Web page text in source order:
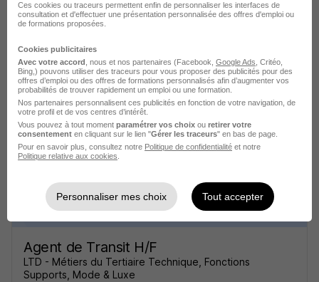
Agent de Transit H/F
LTD - Métiers du Tertiaire Technique, Fonctions
Supports, Mode & Luxe
Bordeaux - 33 Intérim Temps partiel
Cette offre n’est plus disponible depuis le 02/06/26
Agent de Transit H/F
LTD - Métiers du Tertiaire Technique, Fonctions
Supports, Mode & Luxe
Ces cookies ou traceurs permettent enfin de personnaliser les interfaces de
consultation et d'effectuer une présentation personnalisée des offres d'emploi ou
de formations proposées.
Cookies publicitaires
Avec votre accord , nous et nos partenaires (Facebook, Google Ads , Critéo,
Bing,) pouvons utiliser des traceurs pour vous proposer des publicités pour des
offres d’emploi ou des offres de formations personnalisés afin d’augmenter vos
probabilités de trouver rapidement un emploi ou une formation.
Nos partenaires personnalisent ces publicités en fonction de votre navigation, de
votre profil et de vos centres d’intérêt.
Vous pouvez à tout moment paramétrer vos choix ou retirer votre
consentement en cliquant sur le lien "Gérer les traceurs" en bas de page.
Pour en savoir plus, consultez notre Politique de confidentialité et notre
Politique relative aux cookies
Personnaliser mes choix Tout accepter